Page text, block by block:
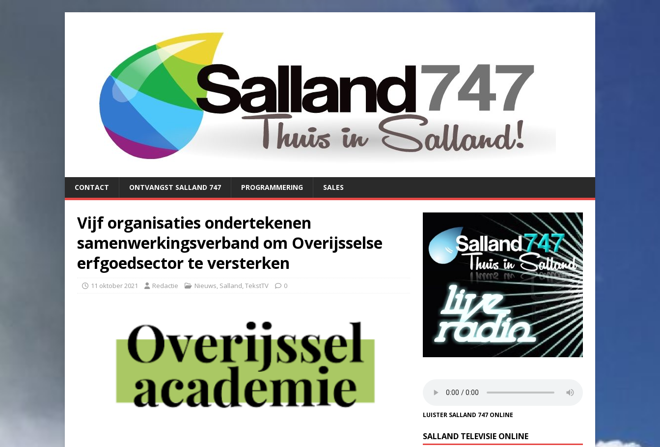
CONTACT ONTVANGST SALLAND 747 PROGRAMMERING SALES
Vijf organisaties ondertekenen
samenwerkingsverband om Overijsselse
erfgoedsector te versterken
11 oktober 2021 Redactie Nieuws, Salland,TekstTV 0
LUISTER SALLAND 747 ONLINE
SALLAND TELEVISIE ONLINE